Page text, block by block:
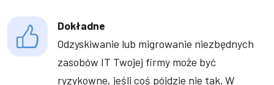
Dokładne
Odzyskiwanie lub migrowanie niezbędnych
zasobów IT Twojej firmy może być
ryzykowne, jeśli coś pójdzie nie tak. W